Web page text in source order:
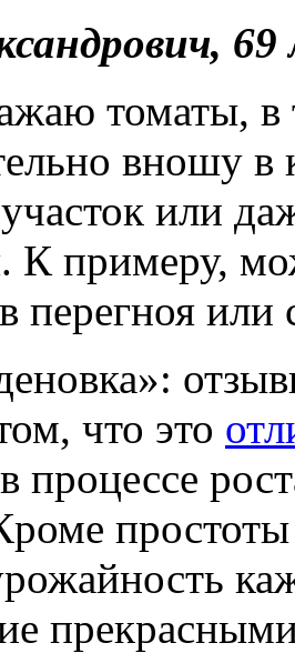
69
томаты, в
вношу
или
К примеру,
перегноя или
что это
процессе